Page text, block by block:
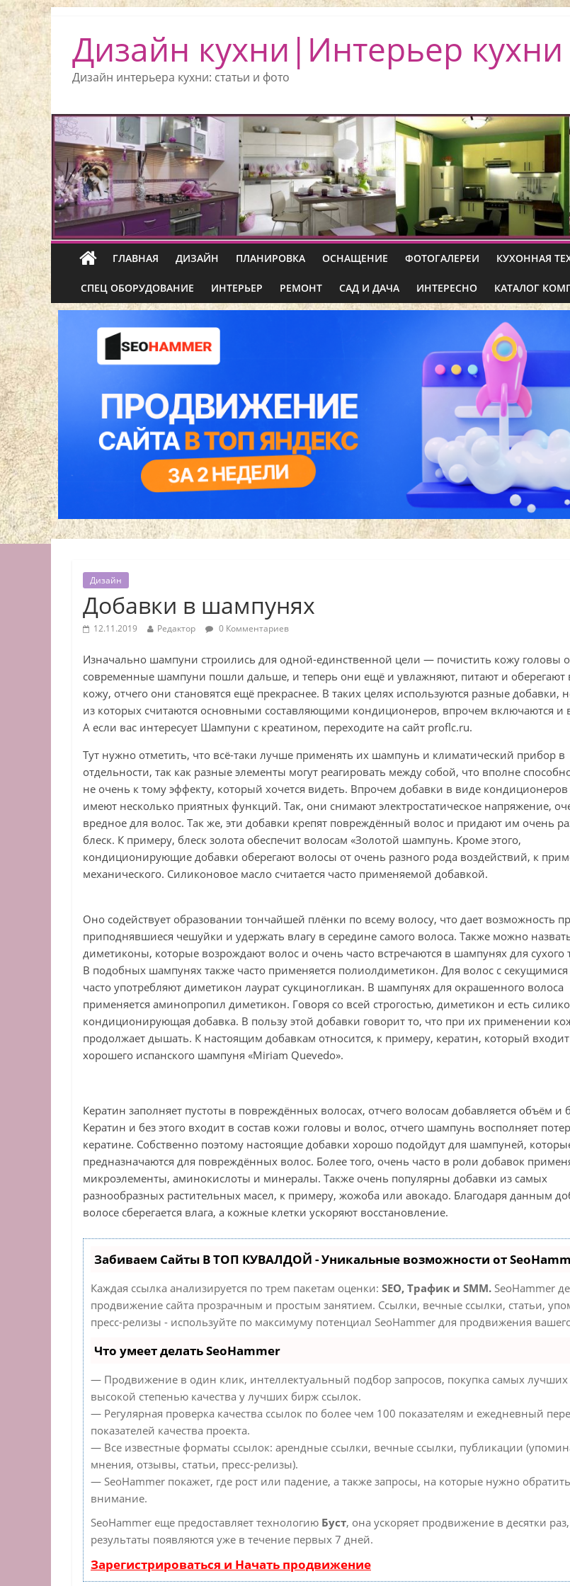
Дизайн кухни|Интерьер
Дизайн интерьера кухни: статьи и фото
ГЛАВНАЯ ДИЗАЙН ПЛАНИРОВКА ОСНАЩЕНИЕ ФОТОГАЛЕРЕИ КУХОННАЯ
СПЕЦ ОБОРУДОВАНИЕ ИНТЕРЬЕР РЕМОНТ САД И ДАЧА ИНТЕРЕСНО КАТАЛОГ
Дизайн
Добавки в шампунях
12.11.2019 Редактор 0 Комментариев
Изначально шампуни строились для одной-единственной цели — почистить кожу головы
современные шампуни пошли дальше, и теперь они ещё и увлажняют, питают и оберегают
кожу, отчего они становятся ещё прекраснее. В таких целях используются разные добавки,
из которых считаются основными составляющими кондиционеров, впрочем включаются и
А если вас интересует Шампуни с креатином, переходите на сайт proflc.ru.
Тут нужно отметить, что всё-таки лучше применять их шампунь и климатический прибор в
отдельности, так как разные элементы могут реагировать между собой, что вполне
не очень к тому эффекту, который хочется видеть. Впрочем добавки в виде кондиционеров
имеют несколько приятных функций. Так, они снимают электростатическое напряжение,
вредное для волос. Так же, эти добавки крепят повреждённый волос и придают им очень
блеск. К примеру, блеск золота обеспечит волосам «Золотой шампунь. Кроме этого,
кондиционирующие добавки оберегают волосы от очень разного рода воздействий, к
механического. Силиконовое масло считается часто применяемой добавкой.
Оно содействует образовании тончайшей плёнки по всему волосу, что дает возможность
приподнявшиеся чешуйки и удержать влагу в середине самого волоса. Также можно
диметиконы, которые возрождают волос и очень часто встречаются в шампунях для сухого
В подобных шампунях также часто применяется полиолдиметикон. Для волос с
часто употребляют диметикон лаурат сукциногликан. В шампунях для окрашенного волоса
применяется аминопропил диметикон. Говоря со всей строгостью, диметикон и есть
кондиционирующая добавка. В пользу этой добавки говорит то, что при их применении
продолжает дышать. К настоящим добавкам относится, к примеру, кератин, который входит
хорошего испанского шампуня «Miriam Quevedo».
Кератин заполняет пустоты в повреждённых волосах, отчего волосам добавляется объём и
Кератин и без этого входит в состав кожи головы и волос, отчего шампунь восполняет
кератине. Собственно поэтому настоящие добавки хорошо подойдут для шампуней,
предназначаются для повреждённых волос. Более того, очень часто в роли добавок
микроэлементы, аминокислоты и минералы. Также очень популярны добавки из самых
разнообразных растительных масел, к примеру, жожоба или авокадо. Благодаря данным
волосе сберегается влага, а кожные клетки ускоряют восстановление.
Забиваем Сайты В ТОП КУВАЛДОЙ - Уникальные возможности от
Каждая ссылка анализируется по трем пакетам оценки: SEO, Трафик и SMM. SeoHammer
продвижение сайта прозрачным и простым занятием. Ссылки, вечные ссылки, статьи,
пресс-релизы - используйте по максимуму потенциал SeoHammer для продвижения
Что умеет делать SeoHammer
— Продвижение в один клик, интеллектуальный подбор запросов, покупка самых лучших
высокой степенью качества у лучших бирж ссылок.
— Регулярная проверка качества ссылок по более чем 100 показателям и ежедневный
показателей качества проекта.
— Все известные форматы ссылок: арендные ссылки, вечные ссылки, публикации
мнения, отзывы, статьи, пресс-релизы).
— SeoHammer покажет, где рост или падение, а также запросы, на которые нужно обратить
внимание.
SeoHammer еще предоставляет технологию Буст, она ускоряет продвижение в десятки
результаты появляются уже в течение первых 7 дней.
Зарегистрироваться и Начать продвижение